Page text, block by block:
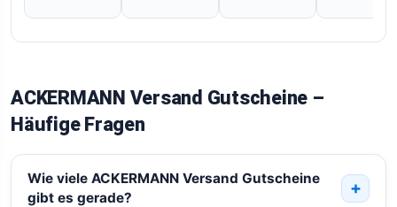
ACKERMANN Versand Gutscheine –
Häufige Fragen
Wie viele ACKERMANN Versand Gutscheine
gibt es gerade?